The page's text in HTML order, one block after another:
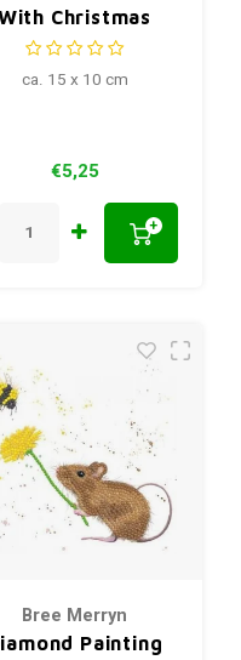
Christmas
Ornaments
ca. 15 x 10 cm
€5,25
+
Bree Merryn
Painting